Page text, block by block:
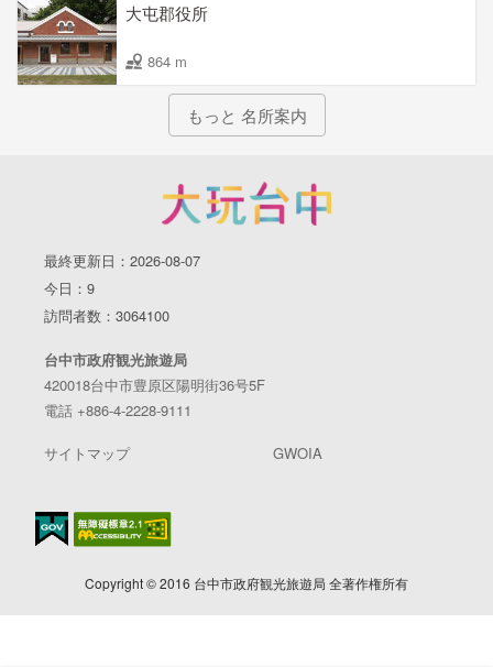
大屯郡役所
864 m
もっと 名所案内
最終更新日：2026-08-07
今日：9
訪問者数：3064100
台中市政府観光旅遊局
420018台中市豊原区陽明街36号5F
電話 +886-4-2228-9111
サイトマップ GWOIA
Copyright © 2016 台中市政府観光旅遊局 全著作権所有